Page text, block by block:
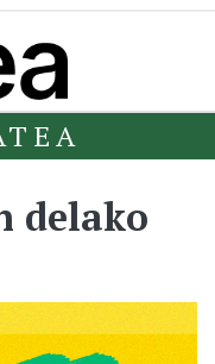
delako